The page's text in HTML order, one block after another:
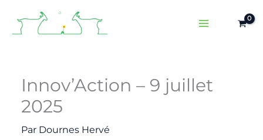
Innov’Action – 9 juillet
2025
Par Dournes Hervé